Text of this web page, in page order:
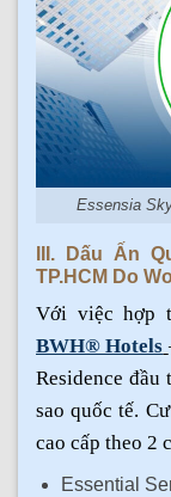
Essensia
III. Dấu Ấn
TP.HCM Do
Với việc hợp
BWH® Hotels
Residence đầu
sao quốc tế.
cao cấp theo 2
Essential